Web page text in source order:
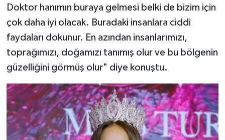
Doktor hanımın buraya gelmesi belki de bizim için
çok daha iyi olacak. Buradaki insanlara ciddi
faydaları dokunur. En azından insanlarımızı,
toprağımızı, doğamızı tanımış olur ve bu bölgenin
güzelliğini görmüş olur" diye konuştu.